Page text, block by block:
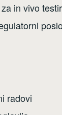
in vivo
radovi